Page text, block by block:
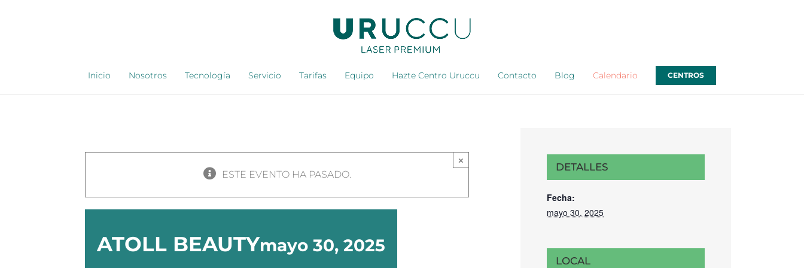
Inicio Nosotros Tecnología Servicio Tarifas Equipo Hazte Centro Uruccu Contacto Blog Calendario CENTROS
×
ESTE EVENTO HA PASADO.
ATOLL BEAUTYmayo 30, 2025
DETALLES
Fecha:
mayo 30, 2025
LOCAL